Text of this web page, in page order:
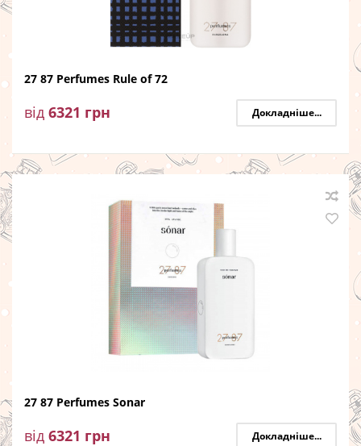
27 87 Perfumes Rule of 72
від 6321 грн Докладніше...
27 87 Perfumes Sonar
від 6321 грн Докладніше...